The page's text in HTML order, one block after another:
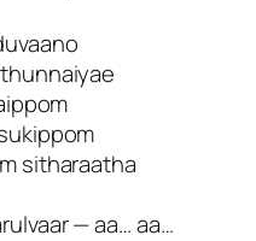
sitharaatha
— aa… aa…